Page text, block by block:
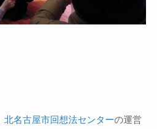
北名古屋市回想法センターの運営